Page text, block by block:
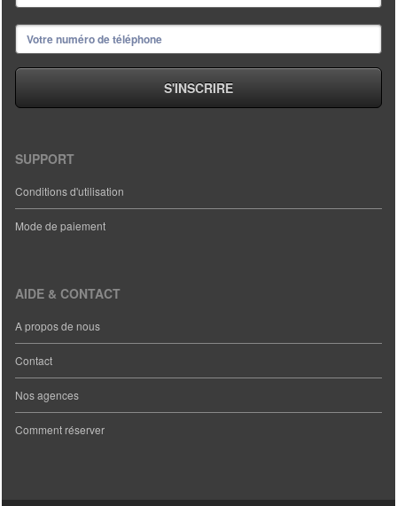
SUPPORT
Conditions d'utilisation
Mode de paiement
AIDE & CONTACT
A propos de nous
Contact
Nos agences
Comment réserver